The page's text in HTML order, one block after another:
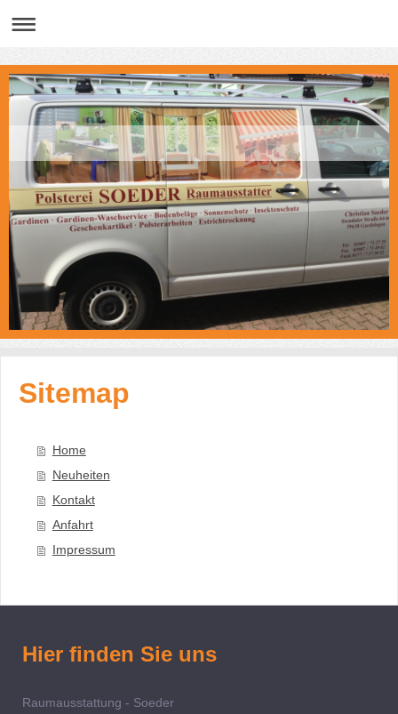
Sitemap
Home
Neuheiten
Kontakt
Anfahrt
Impressum
Hier finden Sie uns
Raumausstattung - Soeder